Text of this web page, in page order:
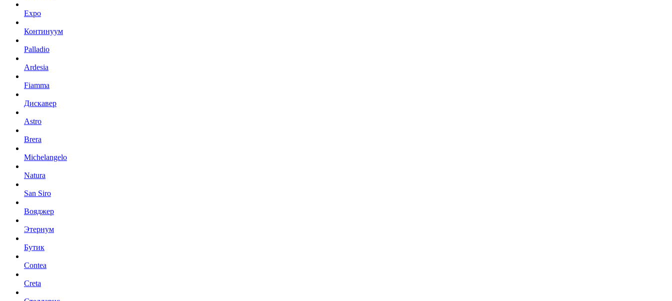
Expo
Континуум
Palladio
Ardesia
Fiamma
Дискавер
Astro
Brera
Michelangelo
Natura
San Siro
Вояджер
Этернум
Бутик
Contea
Creta